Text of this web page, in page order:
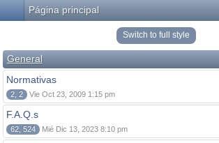
Página principal
Switch to full style
General
Normativas
2, 2 Vie Oct 23, 2009 1:15 pm
F.A.Q.s
62, 524 Mié Dic 13, 2023 8:10 pm